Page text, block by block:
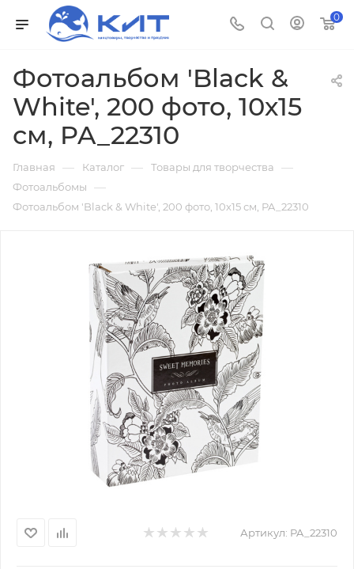
0
Фотоальбом 'Black &
White', 200 фото, 10х15
см, PA_22310
Главная — Каталог — Товары для творчества —
Фотоальбомы —
Фотоальбом 'Black & White', 200 фото, 10х15 см, PA_22310
Артикул: PA_22310